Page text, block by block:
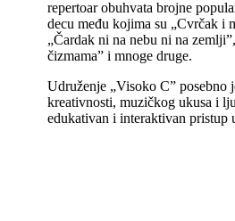
repertoar obuhvata brojne
decu među kojima su „Cvrčak i
„Čardak ni na nebu ni na
čizmama” i mnoge druge.
Udruženje „Visoko C” posebno
kreativnosti, muzičkog ukusa i
edukativan i interaktivan pristup